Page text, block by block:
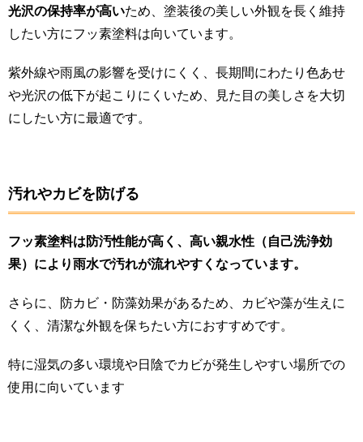
光沢の保持率が高いため、塗装後の美しい外観を長く維持
したい方にフッ素塗料は向いています。
紫外線や雨風の影響を受けにくく、長期間にわたり色あせ
や光沢の低下が起こりにくいため、見た目の美しさを大切
にしたい方に最適です​。
汚れやカビを防げる
フッ素塗料は防汚性能が高く、高い親水性（自己洗浄効
果）により雨水で汚れが流れやすくなっています。
さらに、防カビ・防藻効果があるため、カビや藻が生えに
くく、清潔な外観を保ちたい方におすすめです。
特に湿気の多い環境や日陰でカビが発生しやすい場所での
使用に向いています